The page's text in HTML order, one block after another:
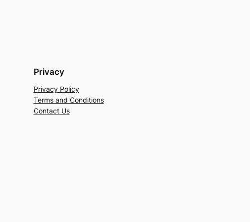
Privacy
Privacy Policy
Terms and Conditions
Contact Us